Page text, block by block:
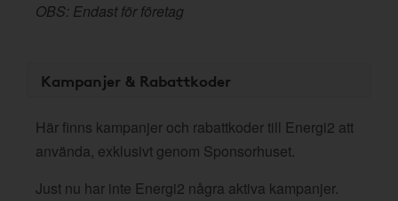
OBS: Endast för företag
Kampanjer & Rabattkoder
Här finns kampanjer och rabattkoder till Energi2 att
använda, exklusivt genom Sponsorhuset.
Just nu har inte Energi2 några aktiva kampanjer.